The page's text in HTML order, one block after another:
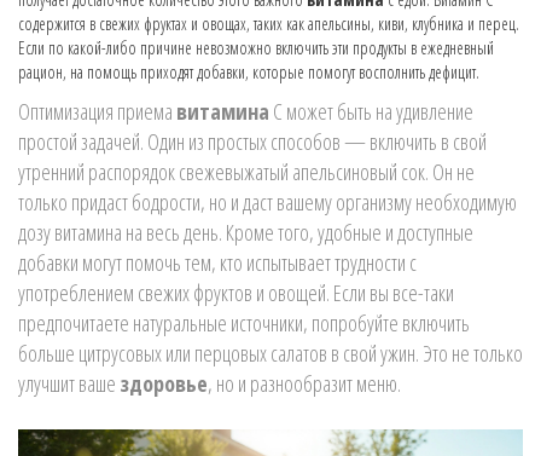
содержится в свежих фруктах и овощах, таких как апельсины, киви, клубника и перец.
Если по какой-либо причине невозможно включить эти продукты в ежедневный
рацион, на помощь приходят добавки, которые помогут восполнить дефицит.
Оптимизация приема витамина C может быть на удивление
простой задачей. Один из простых способов — включить в свой
утренний распорядок свежевыжатый апельсиновый сок. Он не
только придаст бодрости, но и даст вашему организму необходимую
дозу витамина на весь день. Кроме того, удобные и доступные
добавки могут помочь тем, кто испытывает трудности с
употреблением свежих фруктов и овощей. Если вы все-таки
предпочитаете натуральные источники, попробуйте включить
больше цитрусовых или перцовых салатов в свой ужин. Это не только
улучшит ваше здоровье, но и разнообразит меню.